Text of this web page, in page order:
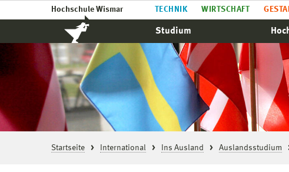
Hochschule Wismar TECHNIK WIRTSCHAFT
Studium
Startseite International Ins Ausland Auslandsstudium